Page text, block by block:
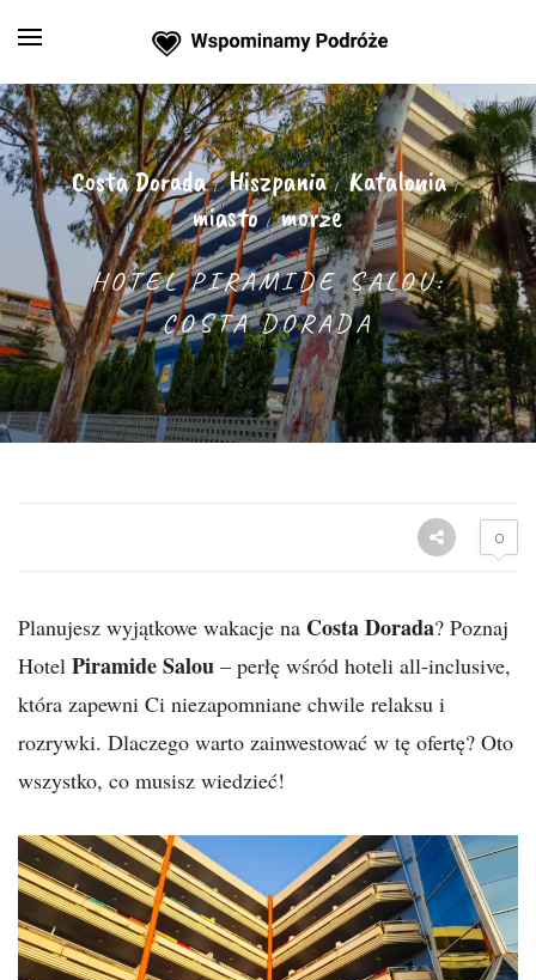
Costa Dorada / Hiszpania / Katalonia /
miasto / morze
HOTEL PIRAMIDE SALOU:
COSTA DORADA
0
Planujesz wyjątkowe wakacje na Costa Dorada? Poznaj
Hotel Piramide Salou – perłę wśród hoteli all-inclusive,
która zapewni Ci niezapomniane chwile relaksu i
rozrywki. Dlaczego warto zainwestować w tę ofertę? Oto
wszystko, co musisz wiedzieć!